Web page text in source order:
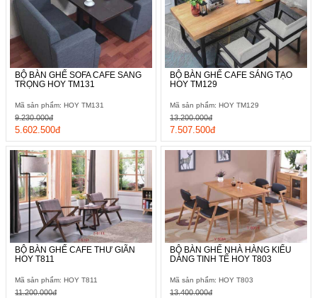
BỘ BÀN GHẾ SOFA CAFE SANG
TRỌNG HOY TM131
Mã sản phẩm: HOY TM131
5.602.500đ
9.230.000đ
BỘ BÀN GHẾ CAFE SÁNG TẠO
HOY TM129
Mã sản phẩm: HOY TM129
7.507.500đ
13.200.000đ
BỘ BÀN GHẾ CAFE THƯ GIÃN
HOY T811
Mã sản phẩm: HOY T811
11.200.000đ
BỘ BÀN GHẾ NHÀ HÀNG KIỂU
DÁNG TINH TẾ HOY T803
Mã sản phẩm: HOY T803
13.400.000đ